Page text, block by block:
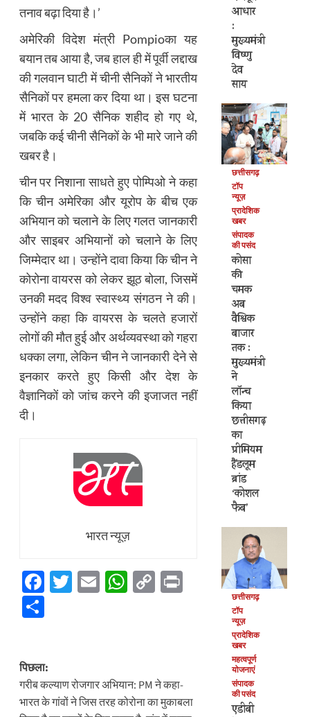
तनाव बढ़ा दिया है।’
अमेरिकी विदेश मंत्री Pompioका यह
बयान तब आया है, जब हाल ही में पूर्वी लद्दाख
की गलवान घाटी में चीनी सैनिकों ने भारतीय
सैनिकों पर हमला कर दिया था। इस घटना
में भारत के 20 सैनिक शहीद हो गए थे,
जबकि कई चीनी सैनिकों के भी मारे जाने की
खबर है।
चीन पर निशाना साधते हुए पोम्पिओ ने कहा
कि चीन अमेरिका और यूरोप के बीच एक
अभियान को चलाने के लिए गलत जानकारी
और साइबर अभियानों को चलाने के लिए
जिम्मेदार था। उन्होंने दावा किया कि चीन ने
कोरोना वायरस को लेकर झूठ बोला, जिसमें
उनकी मदद विश्व स्वास्थ्य संगठन ने की।
उन्होंने कहा कि वायरस के चलते हजारों
लोगों की मौत हुई और अर्थव्यवस्था को गहरा
धक्का लगा, लेकिन चीन ने जानकारी देने से
इनकार करते हुए किसी और देश के
वैज्ञानिकों को जांच करने की इजाजत नहीं
दी।
भारत न्यूज़
Facebook
Twitter
EmailWhatsApp
CopyPrint
Share
पोस्ट
नेविगेशन
पिछला:
गरीब कल्याण रोजगार अभियान: PM ने कहा-
भारत के गांवों ने जिस तरह कोरोना का मुकाबला
आधार
:
मुख्यमंत्री
विष्णु
देव
साय
छत्तीसगढ़
टॉप
न्यूज़
प्रादेशिक
खबर
संपादक
की पसंद
कोसा
की
चमक
अब
वैश्विक
बाजार
तक :
मुख्यमंत्री
ने
लॉन्च
किया
छत्तीसगढ़
का
प्रीमियम
हैंडलूम
ब्रांड
‘कोशल
फैब’
छत्तीसगढ़
टॉप
न्यूज़
प्रादेशिक
खबर
महत्वपूर्ण
योजनाएं
संपादक
की पसंद
एडीबी